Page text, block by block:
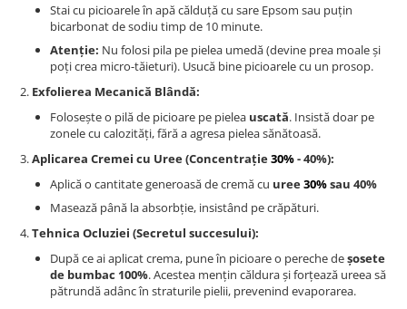
Stai cu picioarele în apă călduță cu sare Epsom sau puțin
bicarbonat de sodiu timp de 10 minute.
Atenție: Nu folosi pila pe pielea umedă (devine prea moale și
poți crea micro-tăieturi). Usucă bine picioarele cu un prosop.
Exfolierea Mecanică Blândă:
Folosește o pilă de picioare pe pielea uscată. Insistă doar pe
zonele cu calozități, fără a agresa pielea sănătoasă.
Aplicarea Cremei cu Uree (Concentrație30%- 40%):
Aplică o cantitate generoasă de cremă cu uree30%sau 40%
Masează până la absorbție, insistând pe crăpături.
Tehnica Ocluziei (Secretul succesului):
După ce ai aplicat crema, pune în picioare o pereche deșosete
de bumbac 100%. Acestea mențin căldura și forțează ureea să
pătrundă adânc în straturile pielii, prevenind evaporarea.